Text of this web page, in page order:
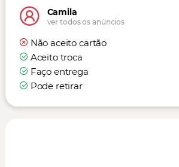
Camila
ver todos os anúncios
Não aceito cartão
Aceito troca
Faço entrega
Pode retirar